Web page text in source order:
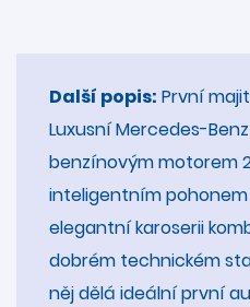
Další popis: První
Luxusní Mercedes-
benzínovým motorem
inteligentním
elegantní karoserii
dobrém technickém
něj dělá ideální první